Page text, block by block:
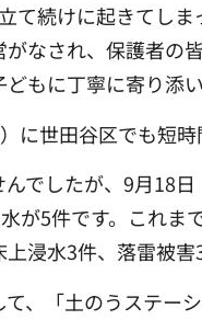
て続けに起きてし
なされ、保護者の
もに丁寧に寄り添
に世田谷区でも短
でしたが、9月18
が5件です。これ
浸水3件、落雷被害
、「土のうステー